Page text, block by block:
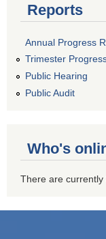
Reports
Annual Progress
Trimester
Public Hearing
Public Audit
Who's
There are currently